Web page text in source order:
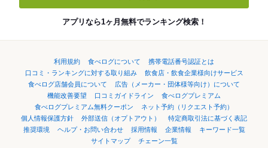
アプリなら1ヶ月無料でランキング検索！
利用規約 食べログについて
携帯電話番号認証とは
口コミ・ランキングに対する取り組み
飲食店・飲食企業様向けサービス
食べログ店舗会員について
広告（メーカー・団体様等向け）について
機能改善要望
口コミガイドライン
食べログプレミアム
食べログプレミアム無料クーポン
ネット予約（リクエスト予約）
個人情報保護方針
外部送信（オプトアウト）
特定商取引法に基づく表記
推奨環境
ヘルプ・お問い合わせ 採用情報 企業情報
キーワード一覧
サイトマップ
チェーン一覧